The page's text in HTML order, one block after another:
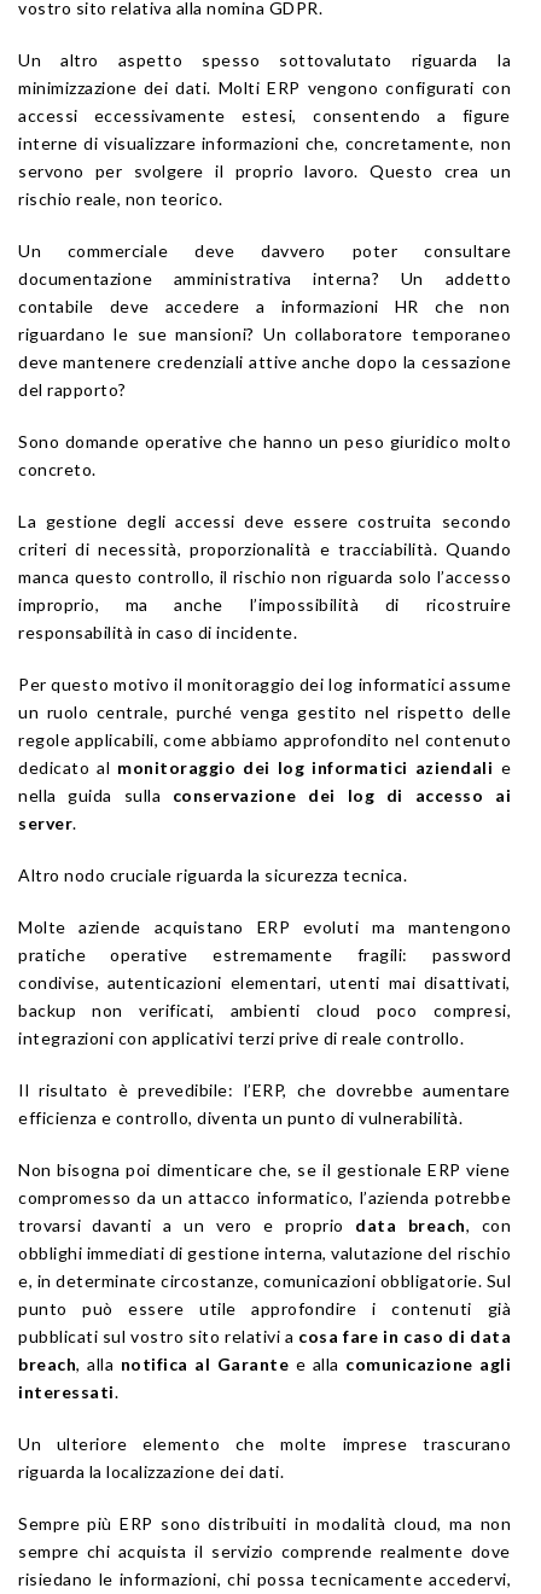
vostro sito relativa alla nomina GDPR.
Un altro aspetto spesso sottovalutato riguarda la
minimizzazione dei dati. Molti ERP vengono configurati con
accessi eccessivamente estesi, consentendo a figure
interne di visualizzare informazioni che, concretamente, non
servono per svolgere il proprio lavoro. Questo crea un
rischio reale, non teorico.
Un commerciale deve davvero poter consultare
documentazione amministrativa interna? Un addetto
contabile deve accedere a informazioni HR che non
riguardano le sue mansioni? Un collaboratore temporaneo
deve mantenere credenziali attive anche dopo la cessazione
del rapporto?
Sono domande operative che hanno un peso giuridico molto
concreto.
La gestione degli accessi deve essere costruita secondo
criteri di necessità, proporzionalità e tracciabilità. Quando
manca questo controllo, il rischio non riguarda solo l’accesso
improprio, ma anche l’impossibilità di ricostruire
responsabilità in caso di incidente.
Per questo motivo il monitoraggio dei log informatici assume
un ruolo centrale, purché venga gestito nel rispetto delle
regole applicabili, come abbiamo approfondito nel contenuto
dedicato al monitoraggio dei log informatici aziendali e
nella guida sulla conservazione dei log di accesso ai
server.
Altro nodo cruciale riguarda la sicurezza tecnica.
Molte aziende acquistano ERP evoluti ma mantengono
pratiche operative estremamente fragili: password
condivise, autenticazioni elementari, utenti mai disattivati,
backup non verificati, ambienti cloud poco compresi,
integrazioni con applicativi terzi prive di reale controllo.
Il risultato è prevedibile: l’ERP, che dovrebbe aumentare
efficienza e controllo, diventa un punto di vulnerabilità.
Non bisogna poi dimenticare che, se il gestionale ERP viene
compromesso da un attacco informatico, l’azienda potrebbe
trovarsi davanti a un vero e proprio data breach, con
obblighi immediati di gestione interna, valutazione del rischio
e, in determinate circostanze, comunicazioni obbligatorie. Sul
punto può essere utile approfondire i contenuti già
pubblicati sul vostro sito relativi a cosa fare in caso di data
breach, alla notifica al Garante e alla comunicazione agli
interessati.
Un ulteriore elemento che molte imprese trascurano
riguarda la localizzazione dei dati.
Sempre più ERP sono distribuiti in modalità cloud, ma non
sempre chi acquista il servizio comprende realmente dove
risiedano le informazioni, chi possa tecnicamente accedervi,